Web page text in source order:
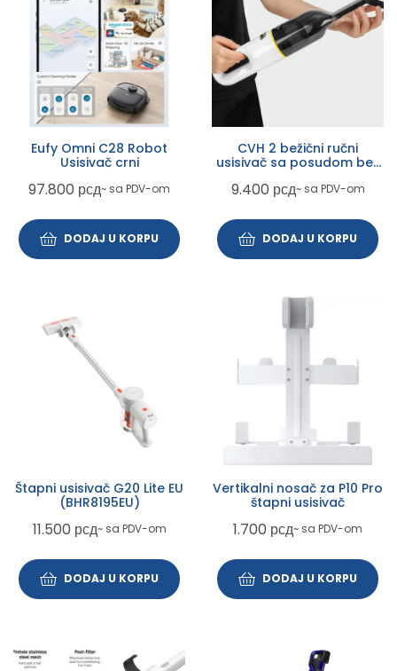
Eufy Omni C28 Robot
Usisivač crni
97.800 рсд~ sa PDV-om
DODAJ U KORPU
CVH 2 bežični ručni
usisivač sa posudom beli
9.400 рсд~ sa PDV-om
DODAJ U KORPU
Štapni usisivač G20 Lite EU
(BHR8195EU)
11.500 рсд~ sa PDV-om
DODAJ U KORPU
Vertikalni nosač za P10 Pro
štapni usisivač
1.700 рсд~ sa PDV-om
DODAJ U KORPU